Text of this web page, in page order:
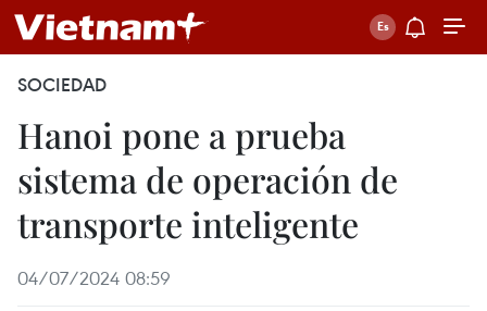
SOCIEDAD
Hanoi pone a prueba
sistema de operación de
transporte inteligente
04/07/2024 08:59